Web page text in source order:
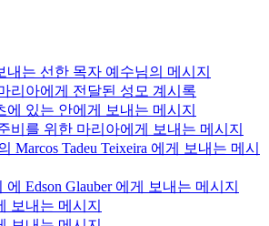
는 선한 목자 예수님의 메시지
리아에게 전달된 성모 계시록
있는 안에게 보내는 메시지
비를 위한 마리아에게 보내는 메시지
Marcos Tadeu Teixeira 에게 보내는 메시
Edson Glauber 에게 보내는 메시지
보내는 메시지